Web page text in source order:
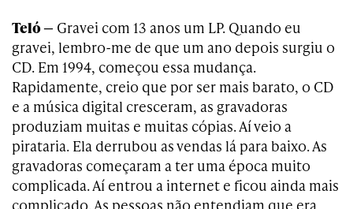
Teló — Gravei com 13 anos um LP. Quando eu
gravei, lembro-me de que um ano depois surgiu o
CD. Em 1994, começou essa mudança.
Rapidamente, creio que por ser mais barato, o CD
e a música digital cresceram, as gravadoras
produziam muitas e muitas cópias. Aí veio a
pirataria. Ela derrubou as vendas lá para baixo. As
gravadoras começaram a ter uma época muito
complicada. Aí entrou a internet e ficou ainda mais
complicado. As pessoas não entendiam que era